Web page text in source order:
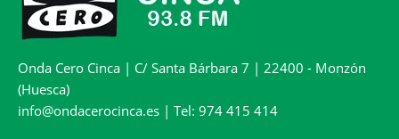
Onda Cero Cinca | C/ Santa Bárbara 7 | 22400 - Monzón
(Huesca)
info@ondacerocinca.es | Tel: 974 415 414